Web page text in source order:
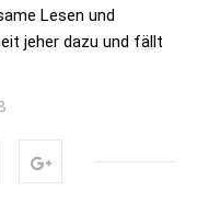
Lesen und
jeher dazu und fällt